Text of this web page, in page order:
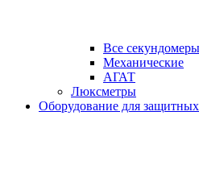
Все секундомеры
Механические
АГАТ
Люксметры
Оборудование для